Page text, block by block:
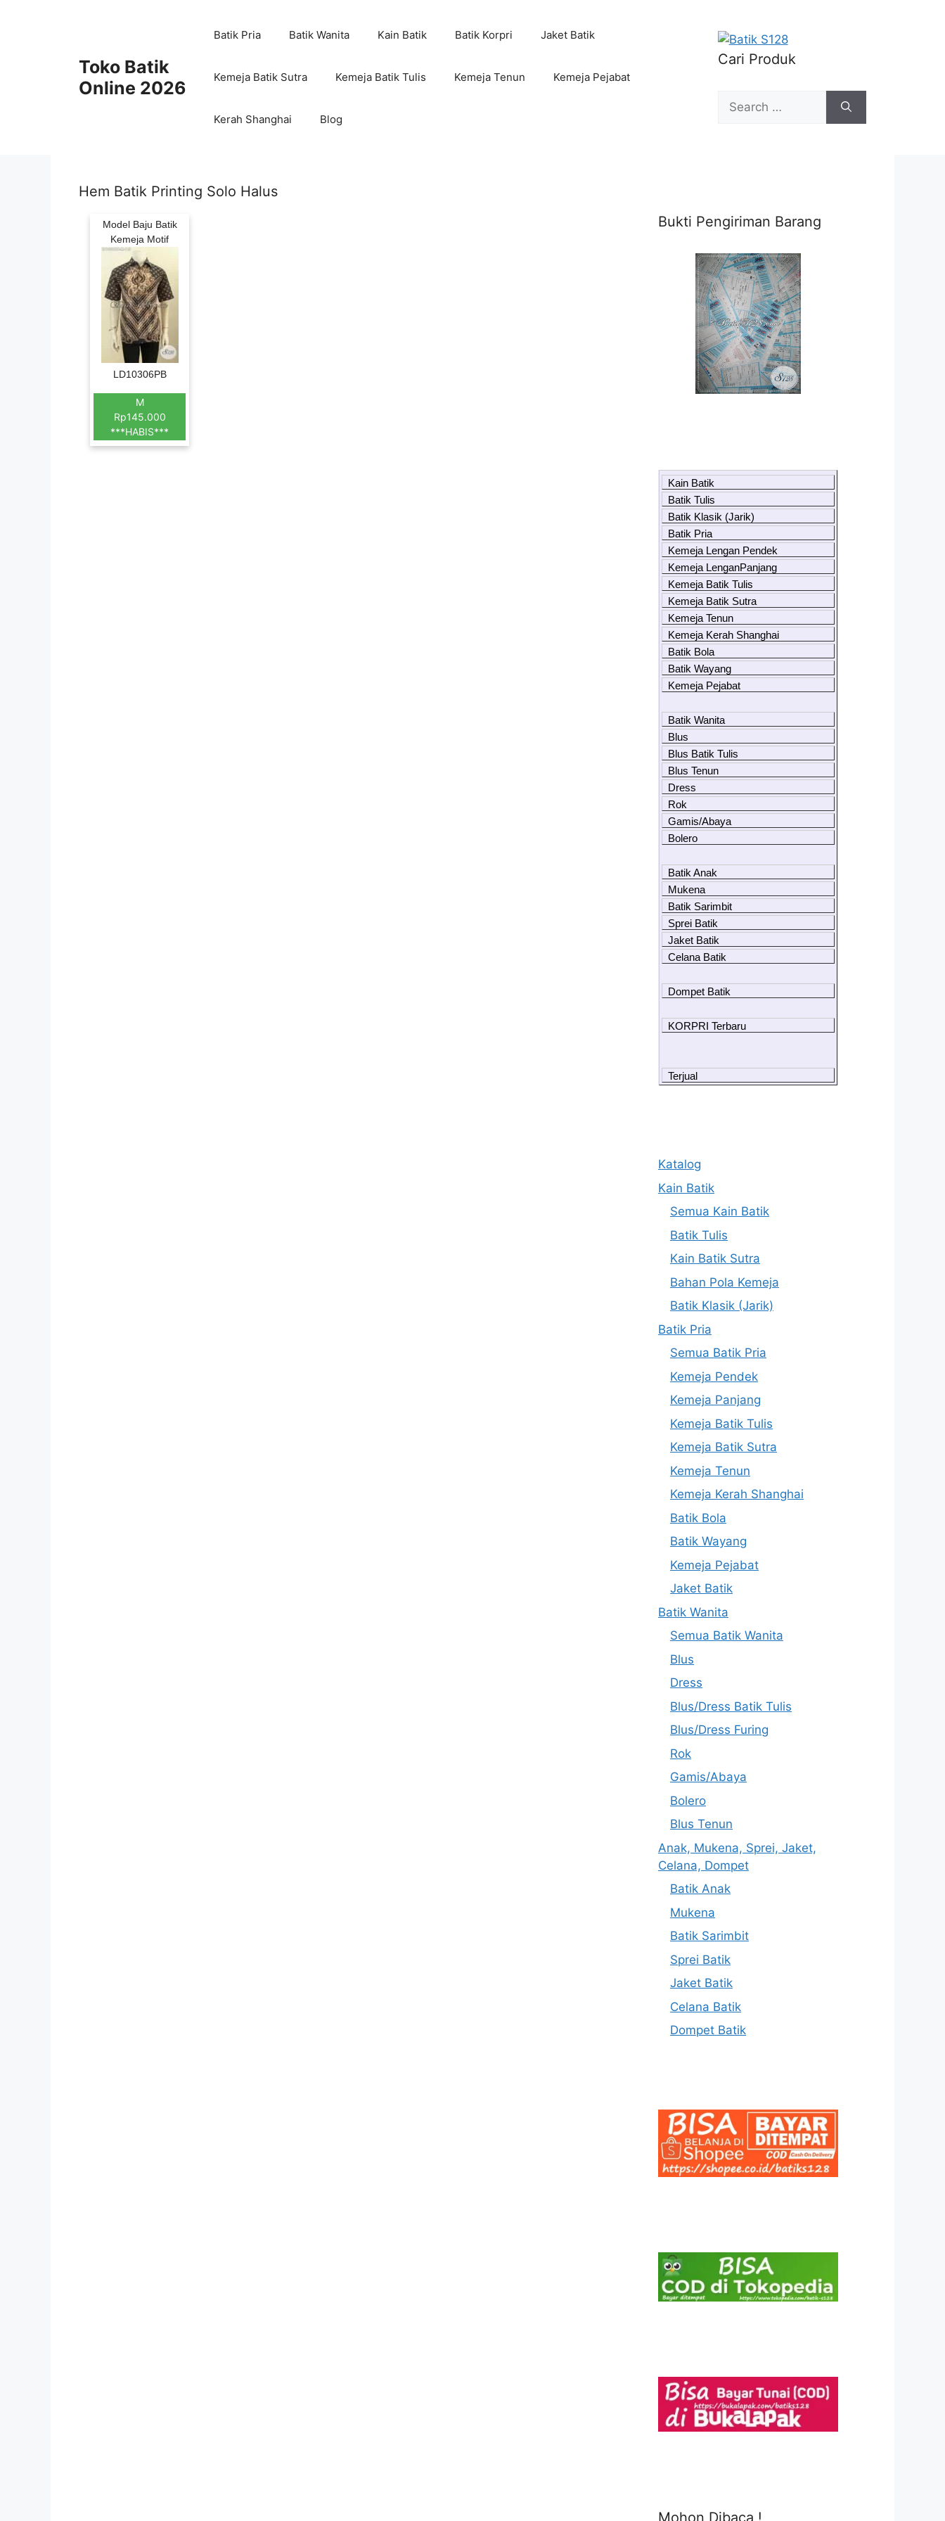
Toko Batik
Online 2026
Batik Pria Batik Wanita Kain Batik Batik Korpri Jaket Batik
Kemeja Batik Sutra Kemeja Batik Tulis Kemeja Tenun Kemeja Pejabat
Kerah Shanghai Blog
Cari Produk
Search
for:
Hem Batik Printing Solo Halus
Model Baju Batik
Kemeja Motif
LD10306PB
M
Rp145.000
***HABIS***
Bukti Pengiriman Barang
Kain Batik
Batik Tulis
Batik Klasik (Jarik)
Batik Pria
Kemeja Lengan Pendek
Kemeja LenganPanjang
Kemeja Batik Tulis
Kemeja Batik Sutra
Kemeja Tenun
Kemeja Kerah Shanghai
Batik Bola
Batik Wayang
Kemeja Pejabat
Batik Wanita
Blus
Blus Batik Tulis
Blus Tenun
Dress
Rok
Gamis/Abaya
Bolero
Batik Anak
Mukena
Batik Sarimbit
Sprei Batik
Jaket Batik
Celana Batik
Dompet Batik
KORPRI Terbaru
Terjual
Katalog
Kain Batik
Semua Kain Batik
Batik Tulis
Kain Batik Sutra
Bahan Pola Kemeja
Batik Klasik (Jarik)
Batik Pria
Semua Batik Pria
Kemeja Pendek
Kemeja Panjang
Kemeja Batik Tulis
Kemeja Batik Sutra
Kemeja Tenun
Kemeja Kerah Shanghai
Batik Bola
Batik Wayang
Kemeja Pejabat
Jaket Batik
Batik Wanita
Semua Batik Wanita
Blus
Dress
Blus/Dress Batik Tulis
Blus/Dress Furing
Rok
Gamis/Abaya
Bolero
Blus Tenun
Anak, Mukena, Sprei, Jaket,
Celana, Dompet
Batik Anak
Mukena
Batik Sarimbit
Sprei Batik
Jaket Batik
Celana Batik
Dompet Batik
Mohon Dibaca !